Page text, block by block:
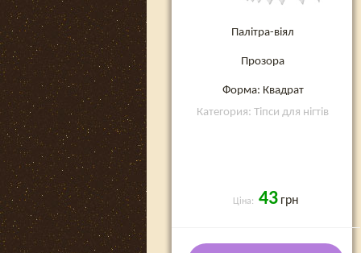
Палітра-віял
Прозора
Форма: Квадрат
Категория: Тіпси для нігтів
Ціна: 43 грн